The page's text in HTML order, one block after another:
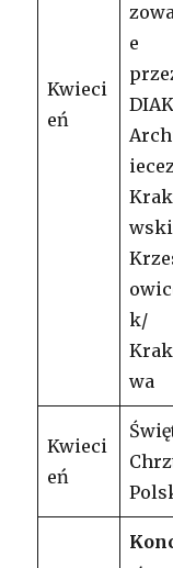
Kwieci
eń
e
DIAK
k/
wa
Kwieci
eń